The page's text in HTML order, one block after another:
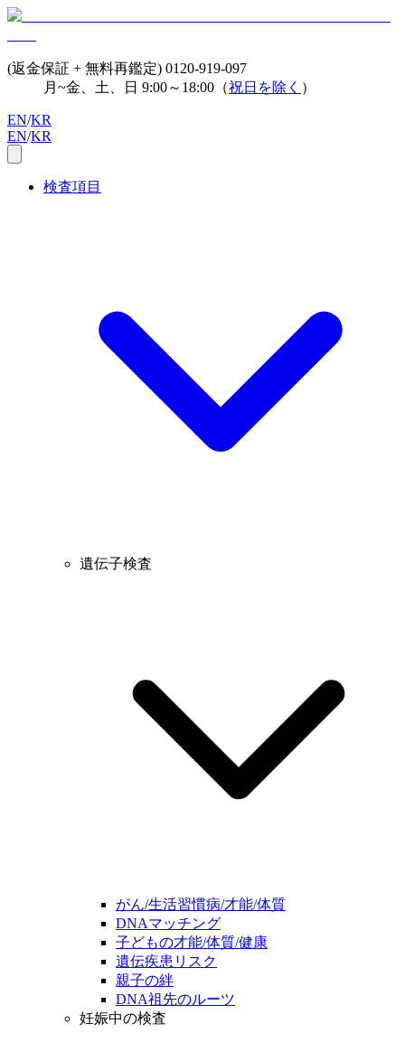
(返金保証 + 無料再鑑定) 0120-919-097
月~金、土、日 9:00～18:00（祝日を除く ）
EN/KR
EN/KR
検査項目
遺伝子検査
がん/生活習慣病/才能/体質
DNAマッチング
子どもの才能/体質/健康
遺伝疾患リスク
親子の絆
DNA祖先のルーツ
妊娠中の検査